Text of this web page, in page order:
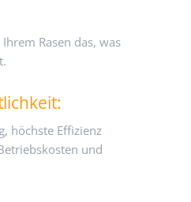
Rasen das, was
höchste Effizienz
und